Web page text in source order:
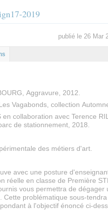
2019
publié le 26 Mar
Aggravure, 2012.
Vagabonds, collection
en collaboration avec Terence
de stationnement, 2018.
des métiers d'art.
avec une posture
réelle en classe de Première
vous permettra de dégager
Cette problématique sous-
à l'objectif énoncé ci-